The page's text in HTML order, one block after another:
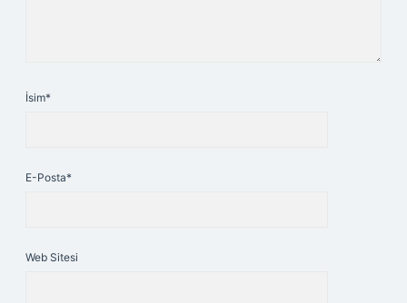
İsim*
E-Posta*
Web Sitesi